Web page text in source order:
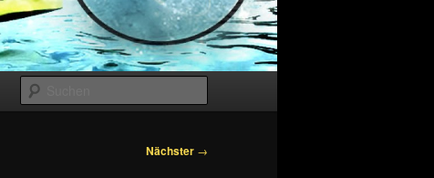
Nächster →